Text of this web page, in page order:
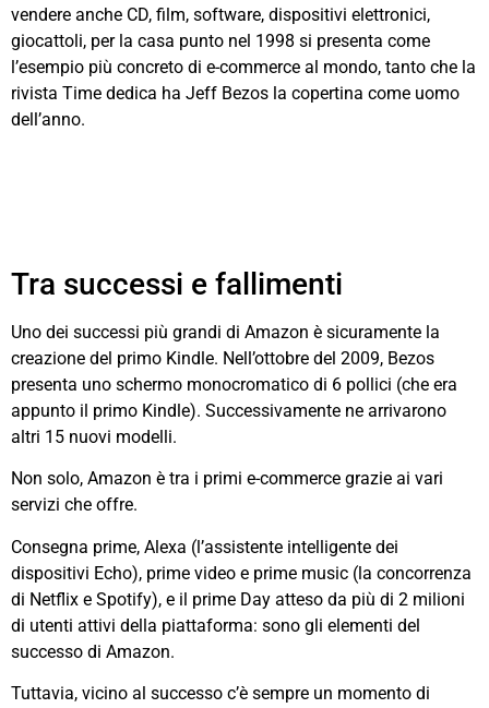
vendere anche CD, film, software, dispositivi elettronici,
giocattoli, per la casa punto nel 1998 si presenta come
l’esempio più concreto di e-commerce al mondo, tanto che la
rivista Time dedica ha Jeff Bezos la copertina come uomo
dell’anno.
Tra successi e fallimenti
Uno dei successi più grandi di Amazon è sicuramente la
creazione del primo Kindle. Nell’ottobre del 2009, Bezos
presenta uno schermo monocromatico di 6 pollici (che era
appunto il primo Kindle). Successivamente ne arrivarono
altri 15 nuovi modelli.
Non solo, Amazon è tra i primi e-commerce grazie ai vari
servizi che offre.
Consegna prime, Alexa (l’assistente intelligente dei
dispositivi Echo), prime video e prime music (la concorrenza
di Netflix e Spotify), e il prime Day atteso da più di 2 milioni
di utenti attivi della piattaforma: sono gli elementi del
successo di Amazon.
Tuttavia, vicino al successo c’è sempre un momento di